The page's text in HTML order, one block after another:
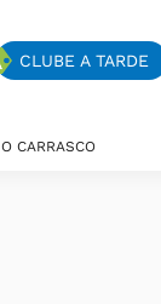
CLUBE A TARDE
O CARRASCO